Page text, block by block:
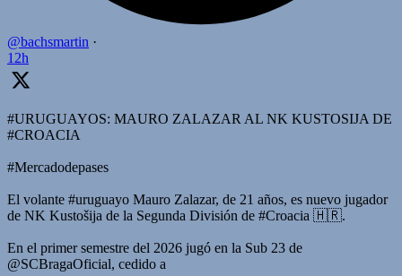
@bachsmartin ·
12h
#URUGUAYOS: MAURO ZALAZAR AL NK KUSTOSIJA DE
#CROACIA
#Mercadodepases
El volante #uruguayo Mauro Zalazar, de 21 años, es nuevo jugador
de NK Kustošija de la Segunda División de #Croacia 🇭🇷.
En el primer semestre del 2026 jugó en la Sub 23 de
@SCBragaOficial, cedido a